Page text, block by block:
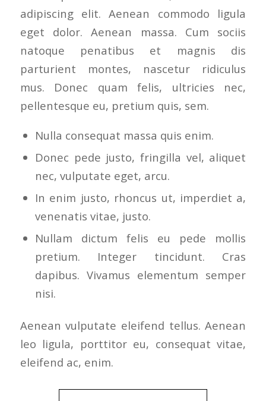
adipiscing elit. Aenean commodo ligula
eget dolor. Aenean massa. Cum sociis
natoque penatibus et magnis dis
parturient montes, nascetur ridiculus
mus. Donec quam felis, ultricies nec,
pellentesque eu, pretium quis, sem.
Nulla consequat massa quis enim.
Donec pede justo, fringilla vel, aliquet
nec, vulputate eget, arcu.
In enim justo, rhoncus ut, imperdiet a,
venenatis vitae, justo.
Nullam dictum felis eu pede mollis
pretium. Integer tincidunt. Cras
dapibus. Vivamus elementum semper
nisi.
Aenean vulputate eleifend tellus. Aenean
leo ligula, porttitor eu, consequat vitae,
eleifend ac, enim.